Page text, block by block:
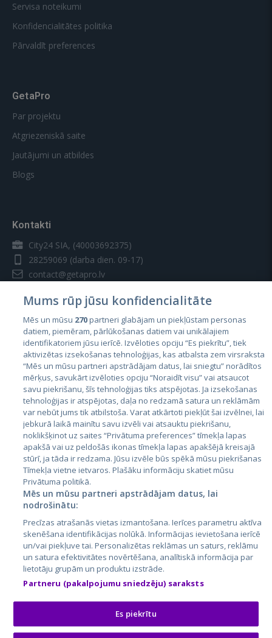
Servisa noteikumi
Konfidencialitātes politika
Pārvaldīt preferences
GetaPro
Par projektu
Atgriezeniskā saite
Jautājumi un atbildes
Blogs
Kontakti
City24 SIA, (40003692375)
28259069 (darba dien. 09-17)
contact@getapro.lv
Valstis
Igaunija
Latvija
Lietuva
City24.lv
City24.ee
GetaPro.lv
GetaPro.ee
Skelbiu.lt
Autoplius.lt
Aruodas.lt
CVbankas.lt
Kainos.lt
Paslaugos.lt
auto24.ee
Osta.ee
KuldneBörs.ee
Mums rūp jūsu konfidencialitāte
Mēs un mūsu 270partneri glabājam un piekļūstam personas
datiem, piemēram, pārlūkošanas datiem vai unikālajiem
identifikatoriem jūsu ierīcē. Izvēloties opciju “Es piekrītu”, tiek
aktivizētas izsekošanas tehnoloģijas, kas atbalsta zem virsraksta
“Mēs un mūsu partneri apstrādājam datus, lai sniegtu” norādītos
mērķus, savukārt izvēloties opciju “Noraidīt visu” vai atsaucot
savu piekrišanu, šīs tehnoloģijas tiks atspējotas. Ja izsekošanas
tehnoloģijas ir atspējotas, daļa no redzamā satura un reklāmām
var nebūt jums tik atbilstoša. Varat atkārtoti piekļūt šai izvēlnei, lai
jebkurā laikā mainītu savu izvēli vai atsauktu piekrišanu,
noklikšķinot uz saites “Privātuma preferences” tīmekļa lapas
apakšā vai uz peldošās ikonas tīmekļa lapas apakšējā kreisajā
stūrī, ja tāda ir redzama. Jūsu izvēle būs spēkā mūsu piekrišanas
Tīmekļa vietne ietvaros. Plašāku informāciju skatiet mūsu
Privātuma politikā.
Mēs un mūsu partneri apstrādājam datus, lai
nodrošinātu:
Precīzas atrašanās vietas izmantošana. Ierīces parametru aktīva
skenēšana identifikācijas nolūkā. Informācijas ievietošana ierīcē
un/vai piekļuve tai. Personalizētas reklāmas un saturs, reklāmu
un satura efektivitātes novērtēšana, analītiskā informācija par
lietotāju grupām un produktu izstrāde.
Partneru (pakalpojumu sniedzēju) saraksts
Es piekrītu